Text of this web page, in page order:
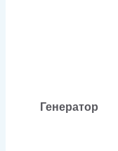
Генератор